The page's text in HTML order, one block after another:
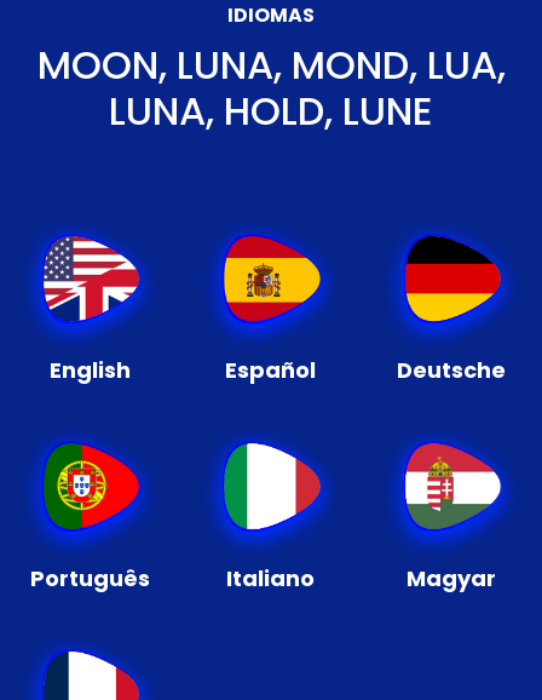
IDIOMAS
MOON, LUNA, MOND, LUA,
LUNA, HOLD, LUNE
English Español Deutsche
Português Italiano Magyar